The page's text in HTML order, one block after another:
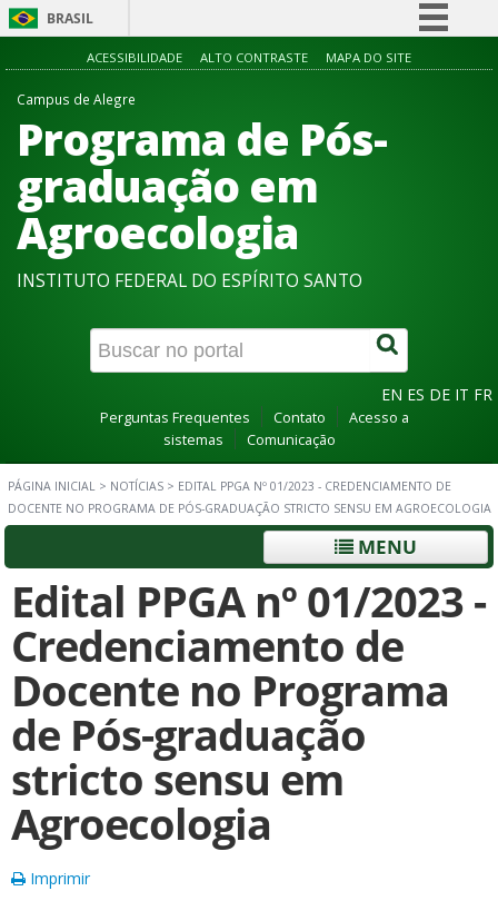
BRASIL
Simplifique!
Participe
Acesso à informação
ACESSIBILIDADE ALTO CONTRASTE MAPA DO SITE
Campus de Alegre
Programa de Pós-
graduação em
Agroecologia
INSTITUTO FEDERAL DO ESPÍRITO SANTO
EN ES DE IT FR
Perguntas Frequentes Contato
Acesso a
sistemas
Comunicação
PÁGINA INICIAL > NOTÍCIAS > EDITAL PPGA Nº 01/2023 - CREDENCIAMENTO DE
DOCENTE NO PROGRAMA DE PÓS-GRADUAÇÃO STRICTO SENSU EM AGROECOLOGIA
MENU
Edital PPGA nº 01/2023 -
Credenciamento de
Docente no Programa
de Pós-graduação
stricto sensu em
Agroecologia
Imprimir